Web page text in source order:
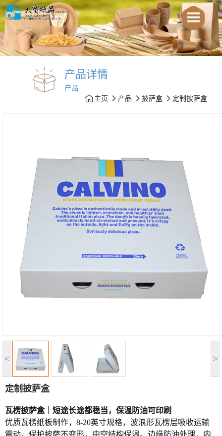
产品详情
产品
主页
产品 披萨盒 定制披萨盒
< >
定制披萨盒
瓦楞披萨盒｜短途长途都稳当，保温防油可印刷
优质瓦楞纸板制作， 8-20英寸规格，波浪形瓦楞层吸收运输